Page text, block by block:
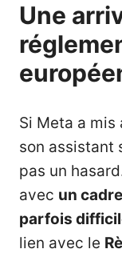
Une
Si Meta a
son assistant
pas un
avec un
parfois
lien avec le